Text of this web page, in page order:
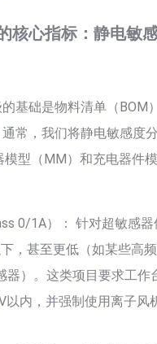
核心指标：静电敏
基础是物料清单（BOM
常，我们将静电敏感度
模型（MM）和充电器件
0/1A）： 针对超敏感器
，甚至更低（如某些高频
器）。这类项目要求工作
以内，并强制使用离子风